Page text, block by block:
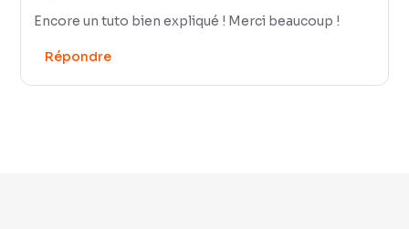
Encore un tuto bien expliqué ! Merci beaucoup !
Répondre